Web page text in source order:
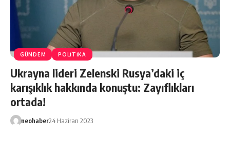
GÜNDEM POLİTİKA
Ukrayna lideri Zelenski Rusya’daki iç
karışıklık hakkında konuştu: Zayıflıkları
ortada!
neohaber24 Haziran 2023